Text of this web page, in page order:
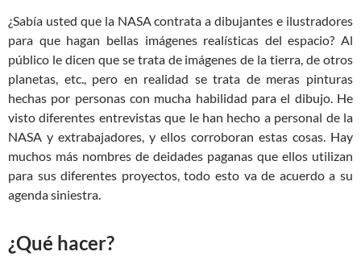
¿Sabía usted que la NASA contrata a dibujantes e ilustradores
para que hagan bellas imágenes realísticas del espacio? Al
público le dicen que se trata de imágenes de la tierra, de otros
planetas, etc., pero en realidad se trata de meras pinturas
hechas por personas con mucha habilidad para el dibujo. He
visto diferentes entrevistas que le han hecho a personal de la
NASA y extrabajadores, y ellos corroboran estas cosas. Hay
muchos más nombres de deidades paganas que ellos utilizan
para sus diferentes proyectos, todo esto va de acuerdo a su
agenda siniestra.
¿Qué hacer?